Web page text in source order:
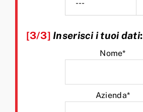
[3/3] Inserisci i tuoi dati:
Nome*
Azienda*